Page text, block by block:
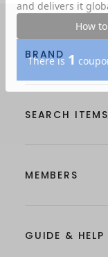
BRAND
SEARCH ITEMS
MEMBERS
GUIDE & HELP